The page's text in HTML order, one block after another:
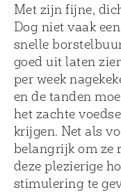
Met zijn fijne,
Dog niet vaak
snelle
goed uit laten
per week
en de tanden
het zachte
krijgen. Net als
belangrijk om ze
deze plezierige
stimulering te